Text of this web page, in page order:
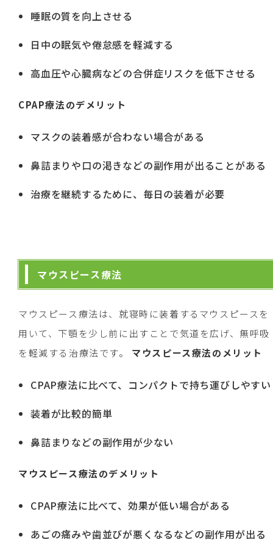
睡眠の質を向上させる
日中の眠気や倦怠感を軽減する
高血圧や心臓病などの合併症リスクを低下させる
CPAP療法のデメリット
マスクの装着感が合わない場合がある
鼻詰まりや口の渇きなどの副作用が出ることがある
治療を継続するために、毎日の装着が必要
マウスピース療法
マウスピース療法は、就寝時に装着するマウスピースを
用いて、下顎を少し前に出すことで気道を広げ、無呼吸
を軽減する治療法です。 マウスピース療法のメリット
CPAP療法に比べて、コンパクトで持ち運びしやすい
装着が比較的簡単
鼻詰まりなどの副作用が少ない
マウスピース療法のデメリット
CPAP療法に比べて、効果が低い場合がある
あごの痛みや歯並びが悪くなるなどの副作用が出る